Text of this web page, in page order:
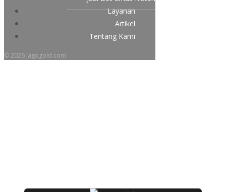
Layanan
Artikel
Tentang Kami
© 2026 Jagogold.com